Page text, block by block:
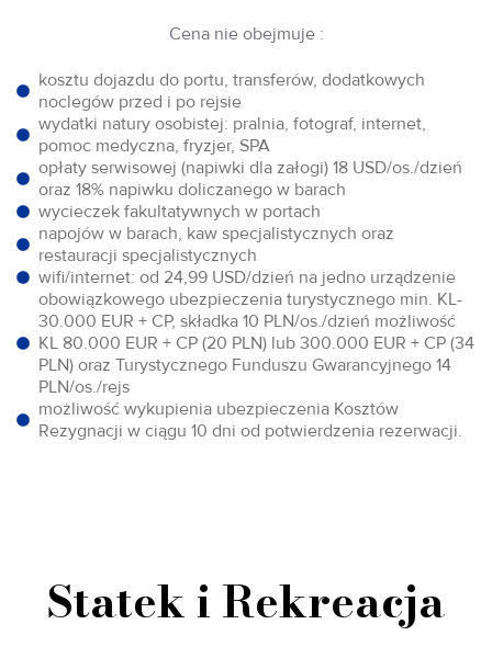
Cena nie obejmuje :
kosztu dojazdu do portu, transferów, dodatkowych
noclegów przed i po rejsie
wydatki natury osobistej: pralnia, fotograf, internet,
pomoc medyczna, fryzjer, SPA
opłaty serwisowej (napiwki dla załogi) 18 USD/os./dzień
oraz 18% napiwku doliczanego w barach
wycieczek fakultatywnych w portach
napojów w barach, kaw specjalistycznych oraz
restauracji specjalistycznych
wifi/internet: od 24,99 USD/dzień na jedno urządzenie
obowiązkowego ubezpieczenia turystycznego min. KL-
30.000 EUR + CP, składka 10 PLN/os./dzień możliwość
KL 80.000 EUR + CP (20 PLN) lub 300.000 EUR + CP (34
PLN) oraz Turystycznego Funduszu Gwarancyjnego 14
PLN/os./rejs
możliwość wykupienia ubezpieczenia Kosztów
Rezygnacji w ciągu 10 dni od potwierdzenia rezerwacji.
Statek i Rekreacja